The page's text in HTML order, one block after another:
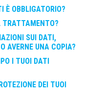
È OBBLIGATORIO?
TRATTAMENTO?
SUI DATI,
AVERNE UNA COPIA?
I TUOI DATI
DEI TUOI